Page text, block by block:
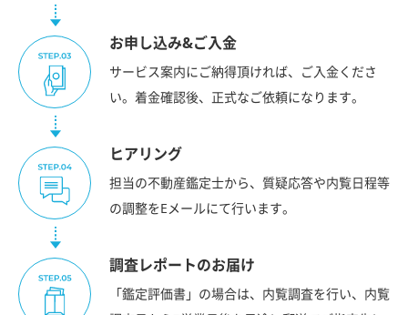
お申し込み&ご入金
サービス案内にご納得頂ければ、ご入金くださ
い。着金確認後、正式なご依頼になります。
ヒアリング
担当の不動産鑑定士から、質疑応答や内覧日程等
の調整をEメールにて行います。
調査レポートのお届け
「鑑定評価書」の場合は、内覧調査を行い、内覧